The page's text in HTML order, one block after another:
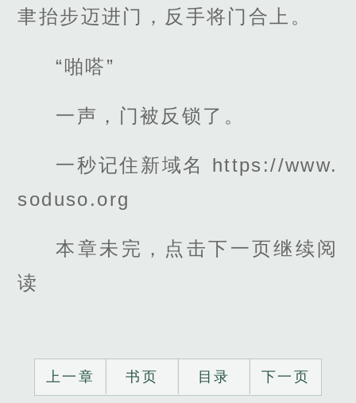
聿抬步迈进门，反手将门合上。
“啪嗒”
一声，门被反锁了。
一秒记住新域名 https://www.
soduso.org
本章未完，点击下一页继续阅
读
上一章 书页 目录 下一页